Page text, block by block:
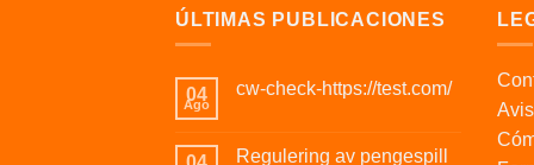
ÚLTIMAS PUBLICACIONES
04
Ago
cw-check-https://test.com/
Regulering av pengespill